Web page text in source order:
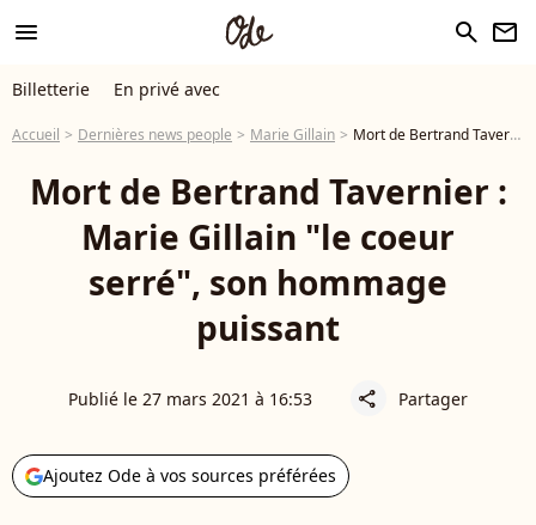
menu search newsletter
Billetterie En privé avec
Accueil Dernières news people Marie Gillain Mort de Bertrand Tavernier : Marie Gillain "le coeur serré", son hommage puissant
Mort de Bertrand Tavernier :
Marie Gillain "le coeur
serré", son hommage
puissant
Publié le 27 mars 2021 à 16:53 share Partager
Ajoutez Ode à vos sources préférées